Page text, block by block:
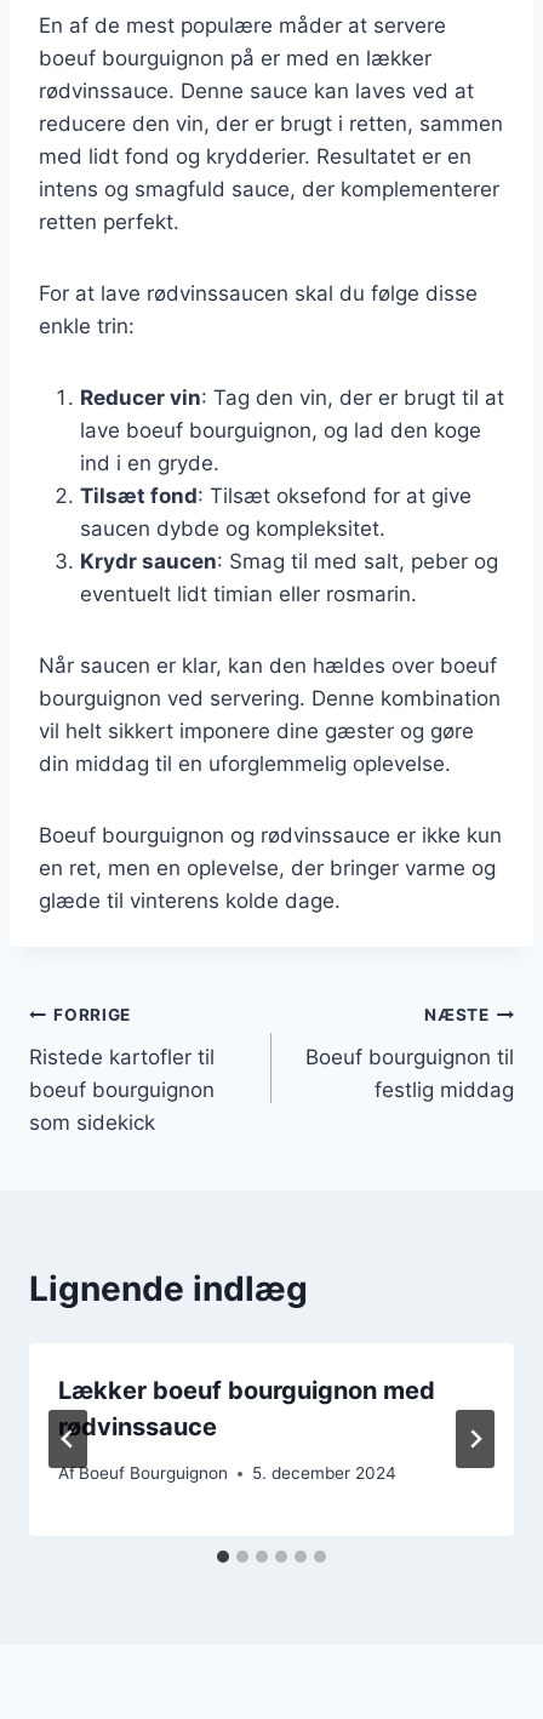
En af de mest populære måder at servere
boeuf bourguignon på er med en lækker
rødvinssauce. Denne sauce kan laves ved at
reducere den vin, der er brugt i retten, sammen
med lidt fond og krydderier. Resultatet er en
intens og smagfuld sauce, der komplementerer
retten perfekt.
For at lave rødvinssaucen skal du følge disse
enkle trin:
Reducer vin: Tag den vin, der er brugt til at
lave boeuf bourguignon, og lad den koge
ind i en gryde.
Tilsæt fond: Tilsæt oksefond for at give
saucen dybde og kompleksitet.
Krydr saucen: Smag til med salt, peber og
eventuelt lidt timian eller rosmarin.
Når saucen er klar, kan den hældes over boeuf
bourguignon ved servering. Denne kombination
vil helt sikkert imponere dine gæster og gøre
din middag til en uforglemmelig oplevelse.
Boeuf bourguignon og rødvinssauce er ikke kun
en ret, men en oplevelse, der bringer varme og
glæde til vinterens kolde dage.
Indlægsnavigation
FORRIGE
Ristede kartofler til
boeuf bourguignon
som sidekick
NÆSTE
Boeuf bourguignon til
festlig middag
Lignende indlæg
Lækker boeuf bourguignon med
rødvinssauce
AfBoeuf Bourguignon 5. december 2024